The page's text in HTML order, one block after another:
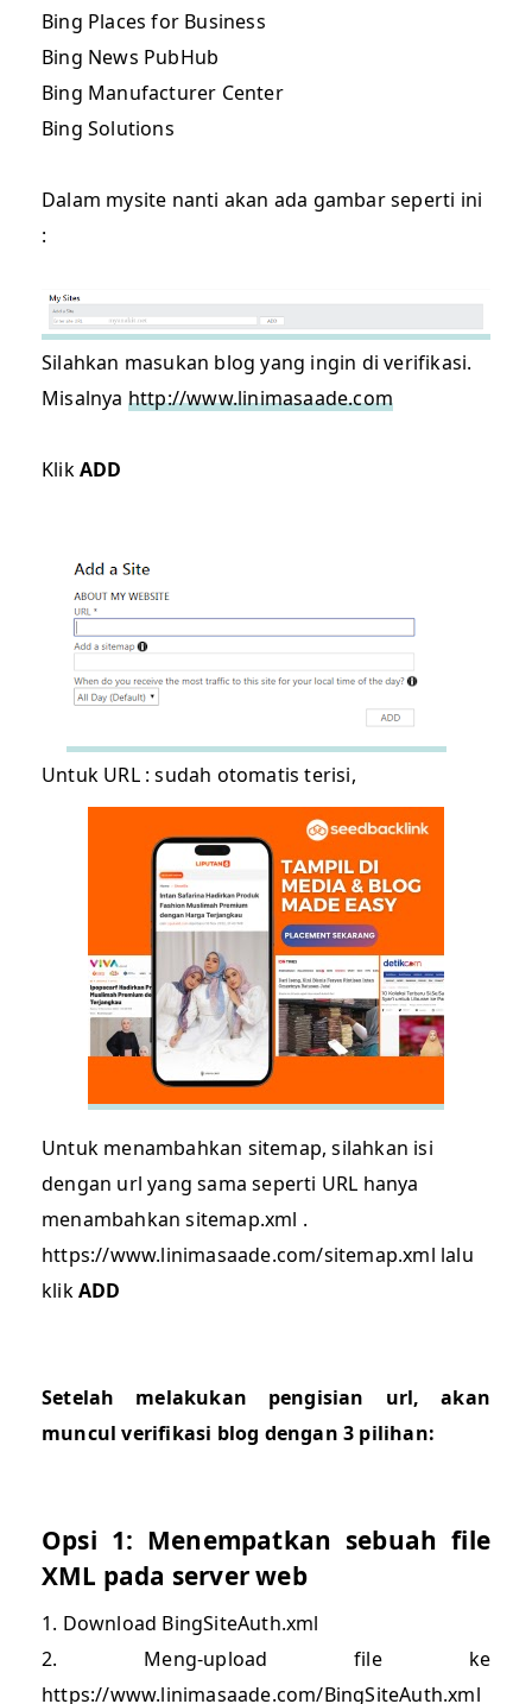
Bing Places for Business
Bing News PubHub
Bing Manufacturer Center
Bing Solutions
Dalam mysite nanti akan ada gambar seperti ini
:
Silahkan masukan blog yang ingin di verifikasi.
Misalnya http://www.linimasaade.com
KlikADD
Untuk URL : sudah otomatis terisi,
Untuk menambahkan sitemap, silahkan isi
dengan url yang sama seperti URL hanya
menambahkan sitemap.xml .
https://www.linimasaade.com/sitemap.xml lalu
klikADD
Setelah melakukan pengisian url, akan
muncul verifikasi blog dengan 3 pilihan:
Opsi 1: Menempatkan sebuah file
XML pada server web
1. Download BingSiteAuth.xml
2. Meng-upload file ke
https://www.linimasaade.com/BingSiteAuth.xml